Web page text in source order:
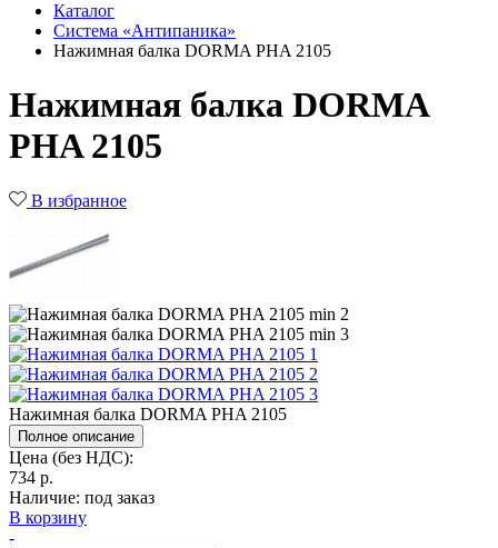
Каталог
Система «Антипаника»
Нажимная балка DORMA PHA 2105
Нажимная балка DORMA
PHA 2105
В избранное
Нажимная балка DORMA PHA 2105
Полное описание
Цена (без НДС):
734 р.
Наличие: под заказ
В корзину
-